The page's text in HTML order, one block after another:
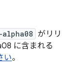
がリリ
に含まれる
い。